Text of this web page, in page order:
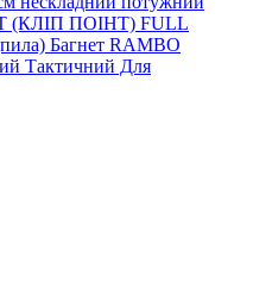
(КЛІП ПОІНТ) FULL
Багнет RAMBO
Тактичний Для